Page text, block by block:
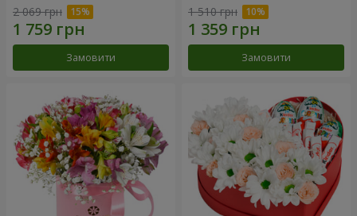
2 069 грн
Замовити
1 510 грн
Замовити